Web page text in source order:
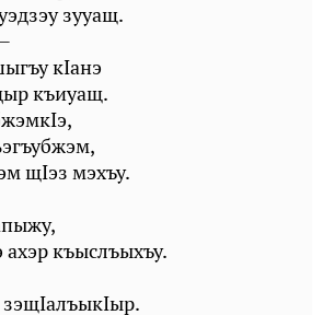
зууащ.
кIанэ
къиуащ.
щIэз мэхъу.
къыслъыхъу.